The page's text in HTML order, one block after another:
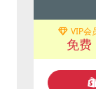
VIP会
免费